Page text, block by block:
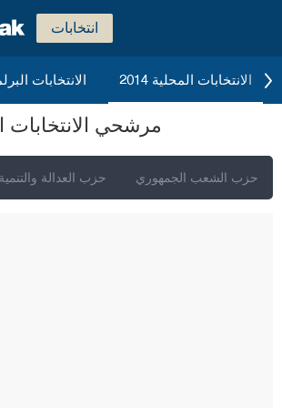
انتخابات
الانتخابات الانتخابات المحلية 2014
مرشحي الانتخابات
حزب العدالة والتنمية حزب الشعب الجمهوري